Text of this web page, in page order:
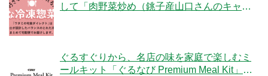
して「肉野菜炒め（銚子産山口さんのキャベ
ぐるすぐりから、名店の味を家庭で楽しむミ
ールキット「ぐるなび Premium Meal Kit」シ